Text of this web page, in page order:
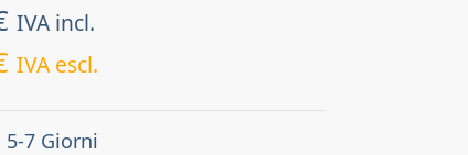
IVA incl.
IVA escl.
5-7 Giorni